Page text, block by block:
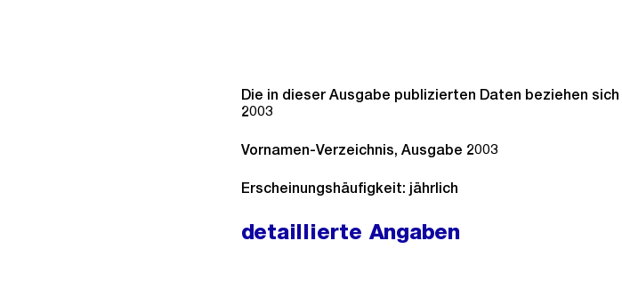
Die in dieser Ausgabe publizierten Daten beziehen
2003
Vornamen-Verzeichnis, Ausgabe 2003
Erscheinungshäufigkeit: jährlich
detaillierte Angaben